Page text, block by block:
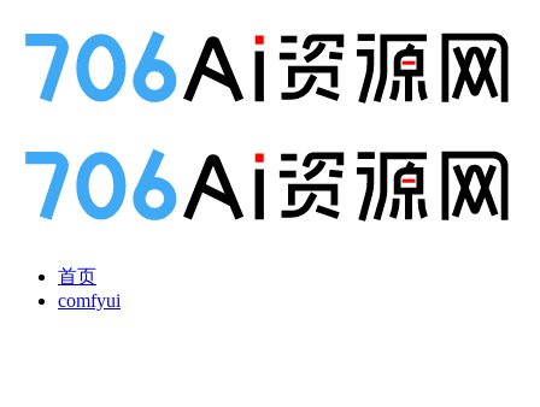
首页
comfyui